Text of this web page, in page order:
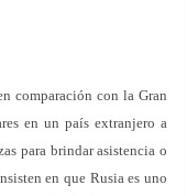
comparación con la Gran
en un país extranjero a
para brindar asistencia o
en que Rusia es uno